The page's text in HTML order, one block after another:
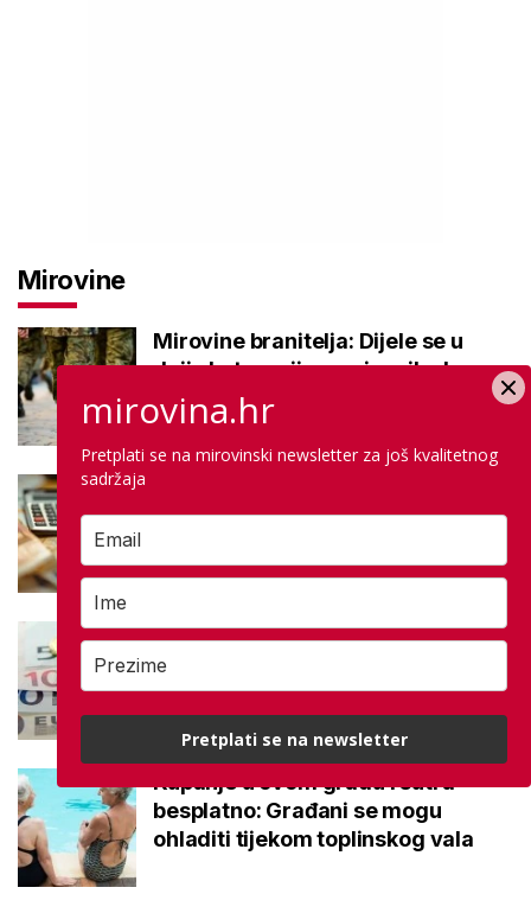
Mirovine
Mirovine branitelja: Dijele se u
dvije kategorije, a prima ih oko
140.000 umirovljenika
Važna brojka za kategoriju štednje
Negativna promjena u drugom
stupu: Srpanjski prinosi većine
fondova otišli u minus
Kupanje u ovom gradu i sutra
besplatno: Građani se mogu
ohladiti tijekom toplinskog vala
mirovina.hr
Pretplati se na mirovinski newsletter za još kvalitetnog
sadržaja
Pretplati se na newsletter